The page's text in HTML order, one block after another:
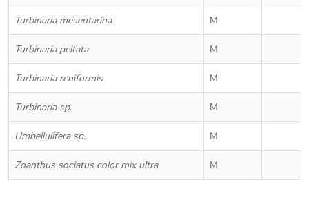
Turbinaria mesentarina M
Turbinaria peltata M
Turbinaria reniformis M
Turbinaria sp. M
Umbellulifera sp. M
Zoanthus sociatus color mix ultra M